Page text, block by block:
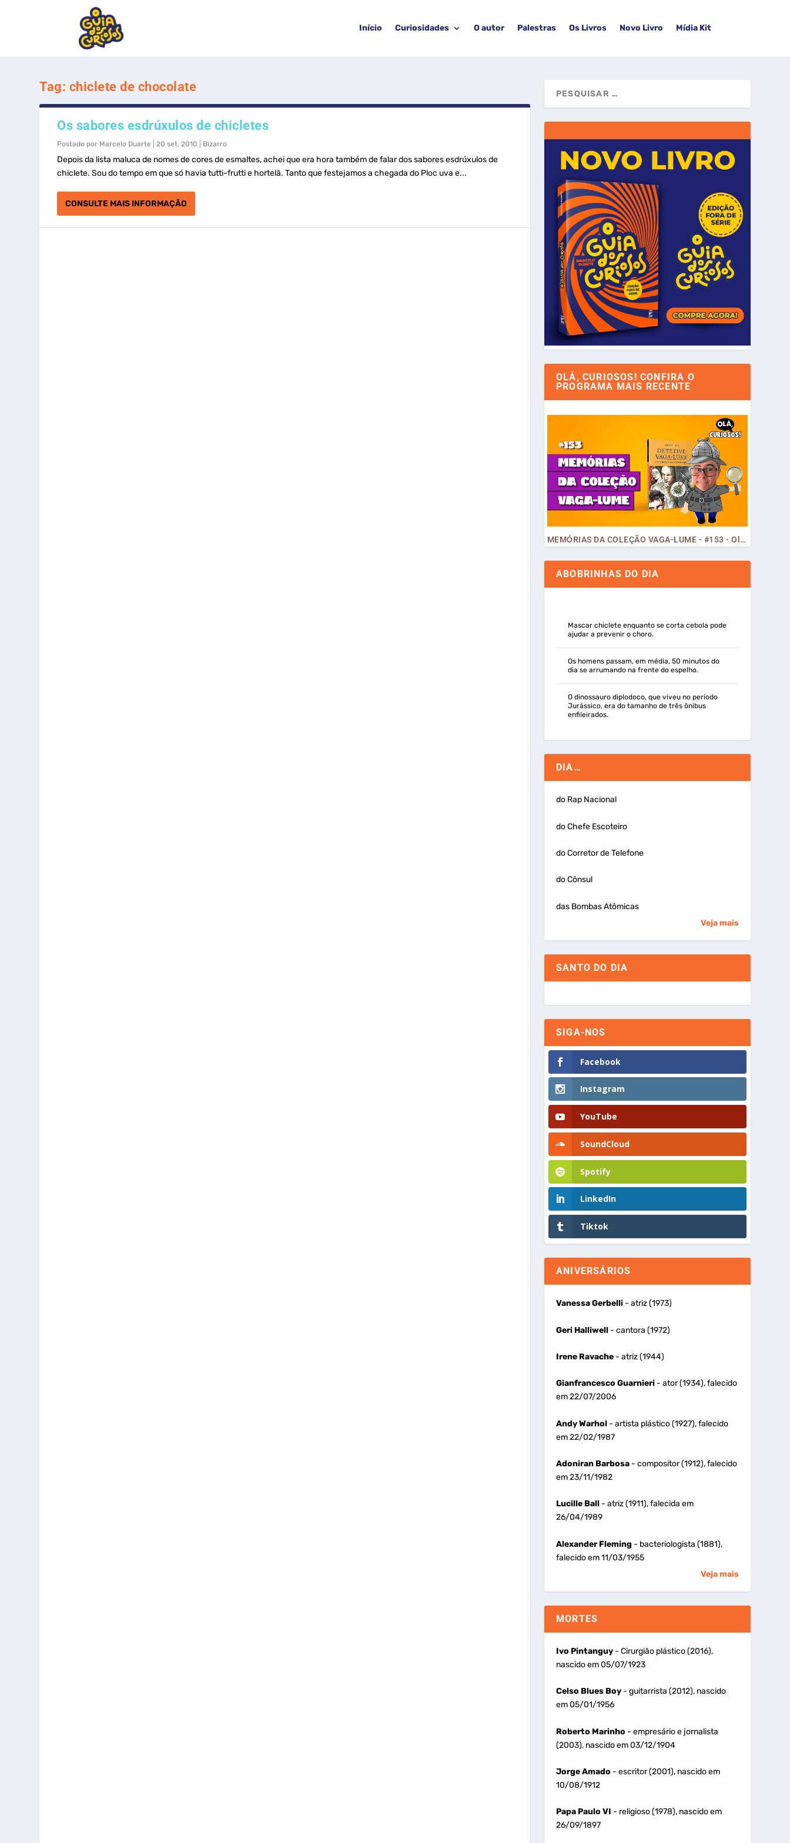
Início Curiosidades O autor Palestras Os Livros Novo Livro Mídia Kit
Tag: chiclete de chocolate
Os sabores esdrúxulos de chicletes
Postado por Marcelo Duarte |20 set, 2010 Bizarro
Depois da lista maluca de nomes de cores de esmaltes, achei que era hora também de falar dos sabores esdrúxulos de
chiclete. Sou do tempo em que só havia tutti-frutti e hortelã. Tanto que festejamos a chegada do Ploc uva e...
CONSULTE MAIS INFORMAÇÃO
OLÁ, CURIOSOS! CONFIRA O
PROGRAMA MAIS RECENTE
MEMÓRIAS DA COLEÇÃO VAGA-LUME - #153 - Olá, Curiosos! 2023
ABOBRINHAS DO DIA
Mascar chiclete enquanto se corta cebola pode
ajudar a prevenir o choro.
Os homens passam, em média, 50 minutos do
dia se arrumando na frente do espelho.
O dinossauro diplodoco, que viveu no período
Jurássico, era do tamanho de três ônibus
enfileirados.
DIA…
do Rap Nacional
do Chefe Escoteiro
do Corretor de Telefone
do Cônsul
das Bombas Atômicas
Veja mais
SANTO DO DIA
SIGA-NOS
Facebook
Instagram
YouTube
SoundCloud
Spotify
LinkedIn
Tiktok
ANIVERSÁRIOS
Vanessa Gerbelli- atriz (1973)
Geri Halliwell- cantora (1972)
Irene Ravache- atriz (1944)
Gianfrancesco Guarnieri- ator (1934), falecido
em 22/07/2006
Andy Warhol- artista plástico (1927), falecido
em 22/02/1987
Adoniran Barbosa- compositor (1912), falecido
em 23/11/1982
Lucille Ball- atriz (1911), falecida em
26/04/1989
Alexander Fleming - bacteriologista (1881),
falecido em 11/03/1955
Veja mais
MORTES
Ivo Pintanguy- Cirurgião plástico (2016),
nascido em 05/07/1923
Celso Blues Boy- guitarrista (2012), nascido
em 05/01/1956
Roberto Marinho - empresário e jornalista
(2003), nascido em 03/12/1904
Jorge Amado - escritor (2001), nascido em
10/08/1912
Papa Paulo VI - religioso (1978), nascido em
26/09/1897